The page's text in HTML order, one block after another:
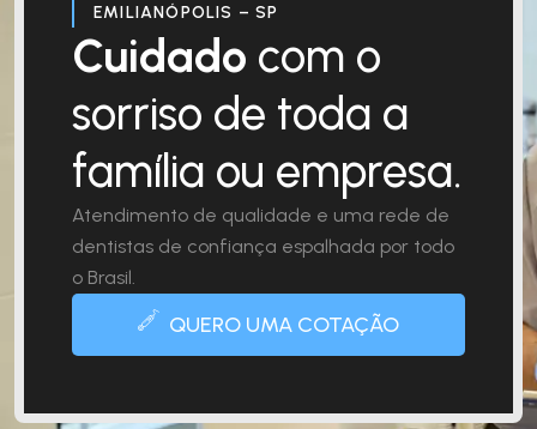
EMILIANÓPOLIS – SP
Cuidado com o
sorriso de toda a
família ou empresa.
Atendimento de qualidade e uma rede de
dentistas de confiança espalhada por todo
o Brasil.
QUERO UMA COTAÇÃO